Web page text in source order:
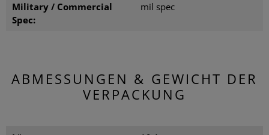
Military / Commercial
Spec:
mil spec
ABMESSUNGEN & GEWICHT DER
VERPACKUNG